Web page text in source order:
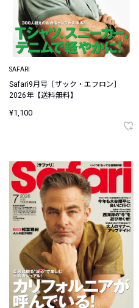
SAFARI
Safari9月号［ザック・エフロン］
2026年【送料無料】
¥1,100